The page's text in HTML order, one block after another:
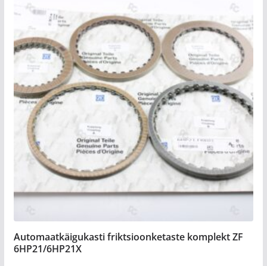
Automaatkäigukasti friktsioonketaste komplekt ZF
6HP21/6HP21X